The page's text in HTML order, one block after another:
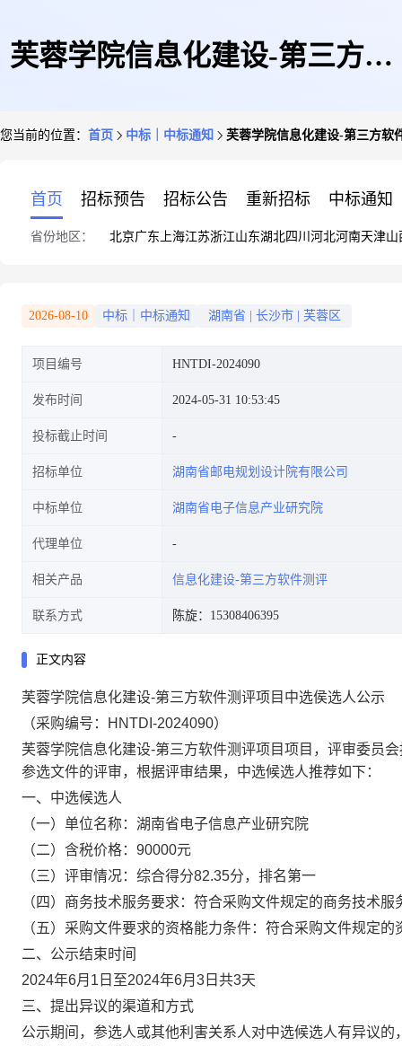
芙蓉学院信息化建设-第三方软
您当前的位置： 首页 中标｜中标通知 芙蓉学院信息化建设-第三方软
首页 招标预告 招标公告 重新招标 中标通知
省份地区： 北京广东 上海江苏浙江山东湖北四川 河北河南天津山
2026-08-10 中标｜中标通知 湖南省 长沙市 芙蓉区
项目编号 HNTDI-2024090
发布时间 2024-05-31 10:53:45
投标截止时间
招标单位 湖南省邮电规划设计院有限公司
中标单位 湖南省电子信息产业研究院
代理单位
相关产品 信息化建设-第三方软件测评
联系方式 陈旋：15308406395
正文内容
芙蓉学院信息化建设-第三方软件测评项目中选侯选人公示
（采购编号：HNTDI-2024090）
芙蓉学院信息化建设-第三方软件测评项目项目，评审委员
参选文件的评审，根据评审结果，中选候选人推荐如下：
一、中选候选人
（一）单位名称：湖南省电子信息产业研究院
（二）含税价格： 90000元
（三）评审情况：综合得分82.35分，排名第一
（四）商务技术服务要求：符合采购文件规定的商务技术服
（五）采购文件要求的资格能力条件：符合采购文件规定的
二、公示结束时间
2024年6月1日至2024年6月3日共3天
三、提出异议的渠道和方式
公示期间，参选人或其他利害关系人对中选候选人有异议